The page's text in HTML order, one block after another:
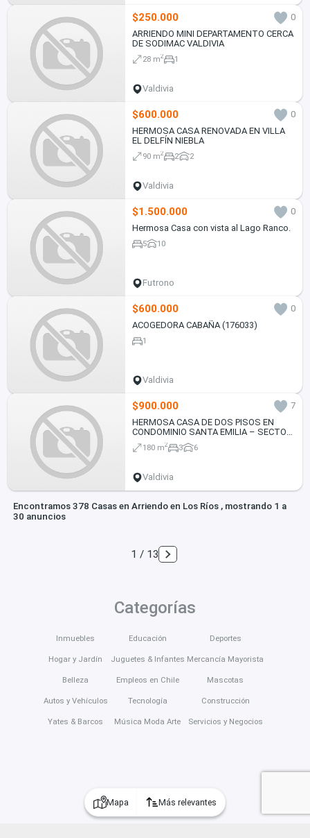
Mapa Más relevantes
$250.000
0
ARRIENDO MINI DEPARTAMENTO CERCA
DE SODIMAC VALDIVIA
28 m2 1
Valdivia
$600.000
0
HERMOSA CASA RENOVADA EN VILLA
EL DELFÍN NIEBLA
90 m2 2 2
Valdivia
$1.500.000
0
Hermosa Casa con vista al Lago Ranco.
5 10
Futrono
$600.000
0
ACOGEDORA CABAÑA (176033)
1
Valdivia
$900.000
7
HERMOSA CASA DE DOS PISOS EN
CONDOMINIO SANTA EMILIA – SECTOR
CAYUMAPU, VALDIVIA
180 m2 3 6
Valdivia
Encontramos 378 Casas en Arriendo en Los Ríos , mostrando 1 a
30 anuncios
1 / 13
Categorías
Inmuebles
Hogar y Jardín
Belleza
Autos y Vehículos
Yates & Barcos
Educación
Juguetes & Infantes
Empleos en Chile
Tecnología
Música Moda Arte
Deportes
Mercancía Mayorista
Mascotas
Construcción
Servicios y Negocios